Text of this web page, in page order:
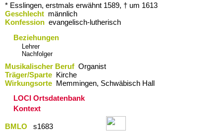
* Esslingen, erstmals erwähnt 1589, † um 1613
Geschlecht männlich
Konfession evangelisch-lutherisch
Beziehungen
Lehrer
Nachfolger
Musikalischer Beruf Organist
Träger/Sparte Kirche
Wirkungsorte Memmingen,​ Schwäbisch Hall
LOCI Ortsdatenbank
Kontext
BMLO
s1683